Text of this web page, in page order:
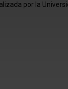
por la